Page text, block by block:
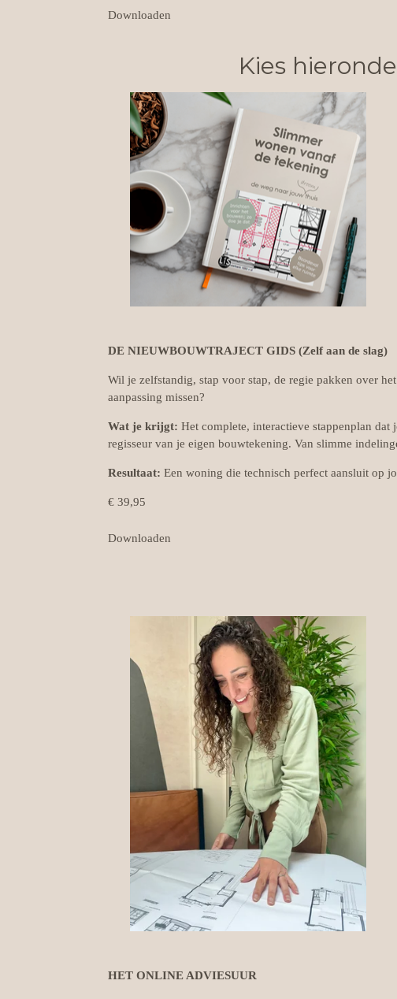
Downloaden
Kies
DE NIEUWBOUWTRAJECT GIDS (Zelf aan de slag)
Wil je zelfstandig, stap voor stap, de regie pakken over
aanpassing missen?
Wat je krijgt: Het complete, interactieve stappenplan dat
regisseur van je eigen bouwtekening. Van slimme
Resultaat: Een woning die technisch perfect aansluit op
€ 39,95
Downloaden
HET ONLINE ADVIESUUR